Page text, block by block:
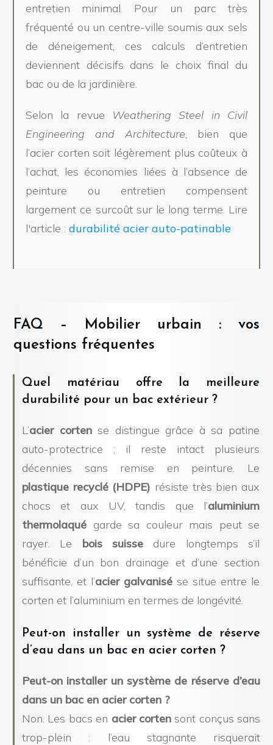
entretien minimal. Pour un parc très
fréquenté ou un centre-ville soumis aux sels
de déneigement, ces calculs d’entretien
deviennent décisifs dans le choix final du
bac ou de la jardinière.
Selon la revue Weathering Steel in Civil
Engineering and Architecture, bien que
l’acier corten soit légèrement plus coûteux à
l’achat, les économies liées à l’absence de
peinture ou entretien compensent
largement ce surcoût sur le long terme. Lire
l'article : durabilité acier auto-patinable
FAQ – Mobilier urbain : vos
questions fréquentes
Quel matériau offre la meilleure
durabilité pour un bac extérieur ?
L’acier cortense distingue grâce à sa patine
auto-protectrice ; il reste intact plusieurs
décennies sans remise en peinture. Le
plastique recyclé (HDPE) résiste très bien aux
chocs et aux UV, tandis que l’aluminium
thermolaqué garde sa couleur mais peut se
rayer. Le bois suisse dure longtemps s’il
bénéficie d’un bon drainage et d’une section
suffisante, et l’acier galvanisé se situe entre le
corten et l’aluminium en termes de longévité.
Peut-on installer un système de réserve
d’eau dans un bac en acier corten ?
Peut-on installer un système de réserve d’eau
dans un bac en acier corten ?
Non. Les bacs en acier cortensont conçus sans
trop-plein : l’eau stagnante risquerait